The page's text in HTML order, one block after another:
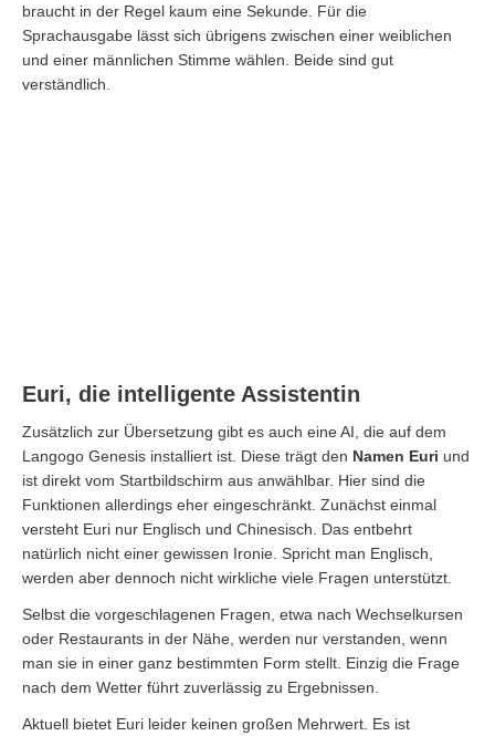
braucht in der Regel kaum eine Sekunde. Für die
Sprachausgabe lässt sich übrigens zwischen einer weiblichen
und einer männlichen Stimme wählen. Beide sind gut
verständlich.
Euri, die intelligente Assistentin
Zusätzlich zur Übersetzung gibt es auch eine AI, die auf dem
Langogo Genesis installiert ist. Diese trägt den Namen Euri und
ist direkt vom Startbildschirm aus anwählbar. Hier sind die
Funktionen allerdings eher eingeschränkt. Zunächst einmal
versteht Euri nur Englisch und Chinesisch. Das entbehrt
natürlich nicht einer gewissen Ironie. Spricht man Englisch,
werden aber dennoch nicht wirkliche viele Fragen unterstützt.
Selbst die vorgeschlagenen Fragen, etwa nach Wechselkursen
oder Restaurants in der Nähe, werden nur verstanden, wenn
man sie in einer ganz bestimmten Form stellt. Einzig die Frage
nach dem Wetter führt zuverlässig zu Ergebnissen.
Aktuell bietet Euri leider keinen großen Mehrwert. Es ist